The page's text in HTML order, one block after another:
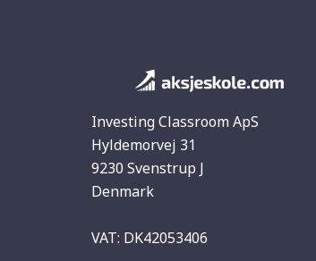
Investing Classroom ApS
Hyldemorvej 31
9230 Svenstrup J
Denmark
VAT: DK42053406